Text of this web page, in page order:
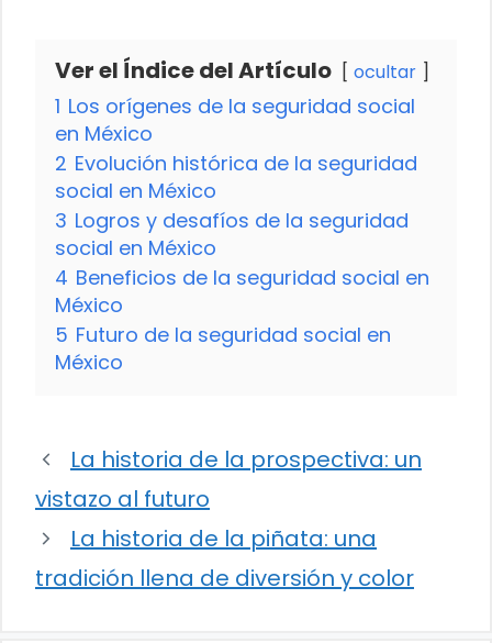
Ver el Índice del Artículo ocultar
1 Los orígenes de la seguridad social
en México
2 Evolución histórica de la seguridad
social en México
3 Logros y desafíos de la seguridad
social en México
4 Beneficios de la seguridad social en
México
5 Futuro de la seguridad social en
México
La historia de la prospectiva: un
vistazo al futuro
La historia de la piñata: una
tradición llena de diversión y color